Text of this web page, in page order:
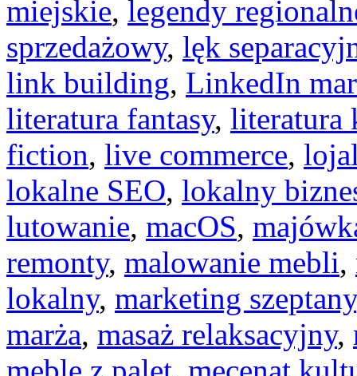
miejskie, legendy
sprzedażowy, lęk
link building, LinkedIn
literatura fantasy, literatura
fiction, live commerce,
lokalne SEO, lokalny
lutowanie, macOS,
remonty, malowanie mebli,
lokalny, marketing szeptany
marża, masaż relaksacyjny,